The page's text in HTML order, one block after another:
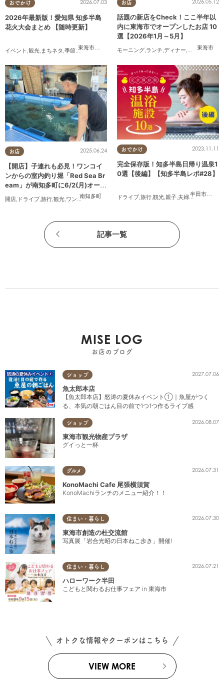
おでかけ
東海市
,大府市 知多市,東浦町, 阿久比町 ,半田市 常滑市,武豊
2026.07.03
2026年最新版！愛知県 知多半島
花火大会まとめ 【随時更新】
イベント ,観光, まちネタ ,季節ネタ ,まとめ記事 親子,夫婦,家族,カップル,友人
お店
東海市
2026.05.12
話題の新店をCheck！ここ半年以
内に東海市でオープンしたお店 10
選【2026年1月～5月】
モーニング,ランチ,ディナー,パン,カフェ
お店
南知多町
2025.06.24
【開店】子連れも必見！ワンコイ
ンからの室内釣り堀「Red Sea Br
eam」が南知多町に6/2(月)オープ
開店 ドライブ 旅行 観光 ワンコイン
おでかけ
半田市
,常滑
2023.11.11
完全保存版！知多半島日帰り温泉1
0選【後編】【知多半島レポ#28】
ドライブ 旅行 観光 親子 夫婦,家族,知多半
記事一覧
MISE LOG
お店のブログ
ショップ 2027.07.06
魚太郎本店
【魚太郎本店】怒涛の夏休みイベント①｜魚屋がつく
る、本気の朝ごはん目の前で1つ1つ作るライブ感
ショップ 2026.08.07
東海市観光物産プラザ
グイっと一杯
グルメ 2026.07.31
KonoMachi Cafe 尾張横須賀
KonoMachiランチのメニュー紹介！！
住まい・暮らし 2026.07.30
東海市創造の杜交流館
写真展「岩合光昭の日本ねこ歩き」開催!
住まい・暮らし 2026.07.21
ハローワーク半田
こどもと関わるお仕事フェア in 東海市
オトクな情報やクーポンはこちら
VIEW MORE